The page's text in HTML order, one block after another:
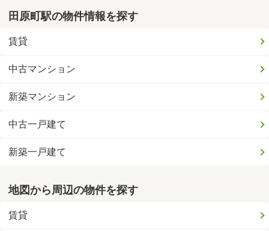
田原町駅の物件情報を探す
賃貸
中古マンション
新築マンション
中古一戸建て
新築一戸建て
地図から周辺の物件を探す
賃貸